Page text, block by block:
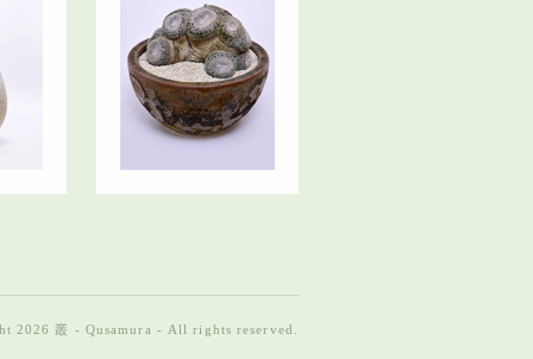
2026 叢 - Qusamura - All rights reserved.